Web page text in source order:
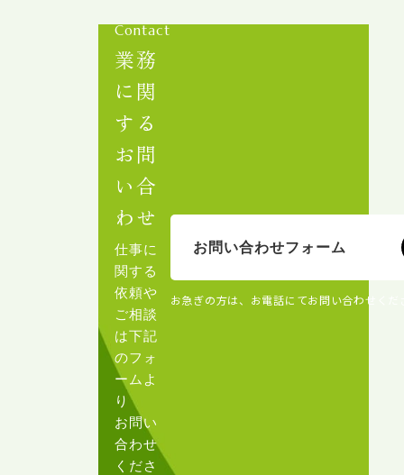
Contact
業務
に関
する
お問
い合
わせ
仕事に
関する
依頼や
ご相談
は下記
のフォ
ームよ
り
お問い
合わせ
くださ
お問い合わせフォーム
お急ぎの方は、お電話にてお問い合わせくだ